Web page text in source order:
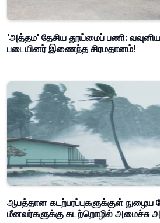
'அத்தம' தேசிய தூய்மைப் பணி:
படையினர் இணைந்த சிரமதானம்!
ஆபத்தான கடற்பரப்புகளுக்குள்
மீனவர்களுக்கு கடற்றொழில் அமைச்சு